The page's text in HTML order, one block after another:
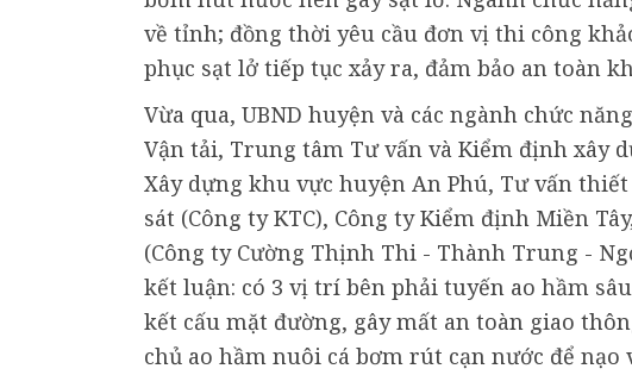
về tỉnh; đồng thời yêu cầu đơn vị thi công
phục sạt lở tiếp tục xảy ra, đảm bảo an toàn
Vừa qua, UBND huyện và các ngành chức
Vận tải, Trung tâm Tư vấn và Kiểm định xây
Xây dựng khu vực huyện An Phú, Tư vấn
sát (Công ty KTC), Công ty Kiểm định Miền
(Công ty Cường Thịnh Thi - Thành Trung -
kết luận: có 3 vị trí bên phải tuyến ao hầm
kết cấu mặt đường, gây mất an toàn giao
chủ ao hầm nuôi cá bơm rút cạn nước để